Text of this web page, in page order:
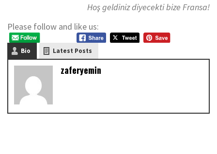
Hoş geldiniz diyecekti bize Fransa!
Please follow and like us:
Bio Latest Posts
zaferyemin